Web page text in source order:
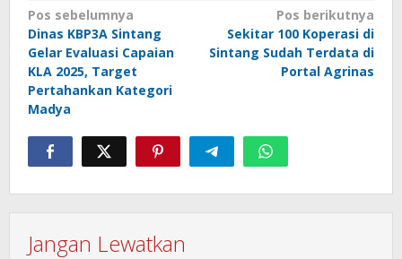
Navigasi
pos
Pos sebelumnya
Dinas KBP3A Sintang
Gelar Evaluasi Capaian
KLA 2025, Target
Pertahankan Kategori
Madya
Pos berikutnya
Sekitar 100 Koperasi di
Sintang Sudah Terdata di
Portal Agrinas
Jangan Lewatkan